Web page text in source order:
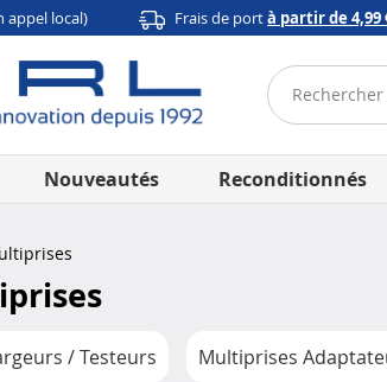
appel local) Frais de portà partir de 4,99
Nouveautés Reconditionnés
/ Testeurs Multiprises